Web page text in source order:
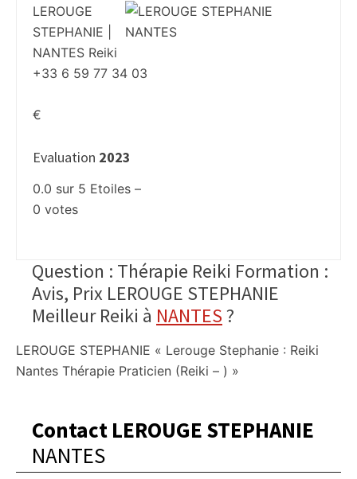
LEROUGE
STEPHANIE |
NANTES Reiki
+33 6 59 77 34 03
€
Evaluation 2023
0.0 sur 5 Etoiles –
0 votes
Question : Thérapie Reiki Formation :
Avis, Prix LEROUGE STEPHANIE
Meilleur Reiki à NANTES ?
LEROUGE STEPHANIE « Lerouge Stephanie : Reiki
Nantes Thérapie Praticien (Reiki – ) »
Contact LEROUGE STEPHANIE
NANTES